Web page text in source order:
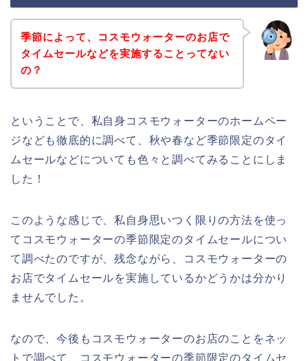
季節によって、コスモウォーターのお店で
タイムセールなどを実施することってない
の？
ということで、私自身コスモウォーターのホームペー
ジなども徹底的に調べて、秋や春など季節限定のタイ
ムセールなどについても色々と調べてみることにしま
した！
このような感じで、私自身思いつく限りの方法を使っ
てコスモウォーターの季節限定のタイムセールについ
て調べたのですが、残念ながら、コスモウォーターの
お店でタイムセールを実施しているかどうかは分かり
ませんでした。
なので、今後もコスモウォーターのお店のことをネッ
トで調べて、コスモウォーターの季節限定のタイムセ